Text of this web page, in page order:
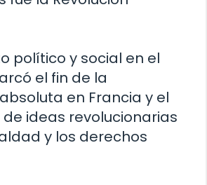
político y social en el
el fin de la
en Francia y el
ideas revolucionarias
y los derechos